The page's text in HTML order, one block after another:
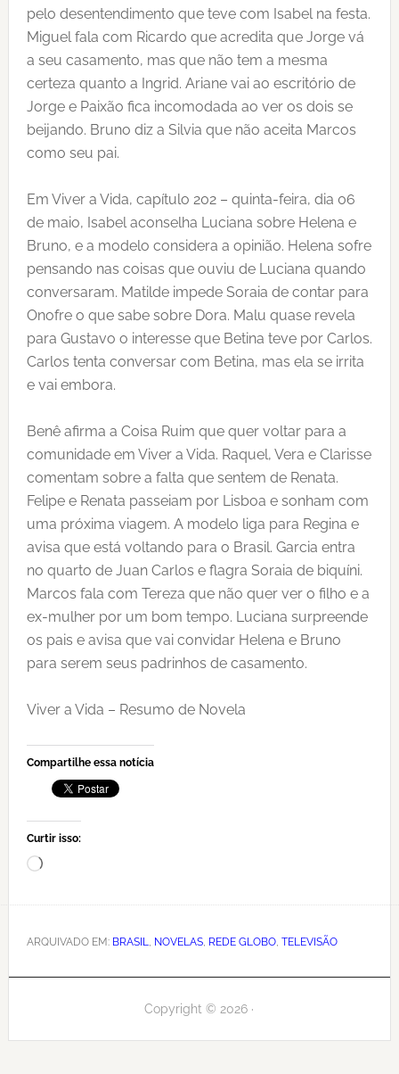
pelo desentendimento que teve com Isabel na festa.
Miguel fala com Ricardo que acredita que Jorge vá
a seu casamento, mas que não tem a mesma
certeza quanto a Ingrid. Ariane vai ao escritório de
Jorge e Paixão fica incomodada ao ver os dois se
beijando. Bruno diz a Silvia que não aceita Marcos
como seu pai.
Em Viver a Vida, capítulo 202 – quinta-feira, dia 06
de maio, Isabel aconselha Luciana sobre Helena e
Bruno, e a modelo considera a opinião. Helena sofre
pensando nas coisas que ouviu de Luciana quando
conversaram. Matilde impede Soraia de contar para
Onofre o que sabe sobre Dora. Malu quase revela
para Gustavo o interesse que Betina teve por Carlos.
Carlos tenta conversar com Betina, mas ela se irrita
e vai embora.
Benê afirma a Coisa Ruim que quer voltar para a
comunidade em Viver a Vida. Raquel, Vera e Clarisse
comentam sobre a falta que sentem de Renata.
Felipe e Renata passeiam por Lisboa e sonham com
uma próxima viagem. A modelo liga para Regina e
avisa que está voltando para o Brasil. Garcia entra
no quarto de Juan Carlos e flagra Soraia de biquíni.
Marcos fala com Tereza que não quer ver o filho e a
ex-mulher por um bom tempo. Luciana surpreende
os pais e avisa que vai convidar Helena e Bruno
para serem seus padrinhos de casamento.
Viver a Vida – Resumo de Novela
Compartilhe essa notícia
Curtir isso:
Carregando...
ARQUIVADO EM: BRASIL, NOVELAS, REDE GLOBO, TELEVISÃO
Copyright © 2026 ·